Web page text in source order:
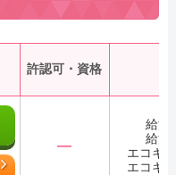
許認可・資格
―
給湯
給湯
エコキ
エコキ